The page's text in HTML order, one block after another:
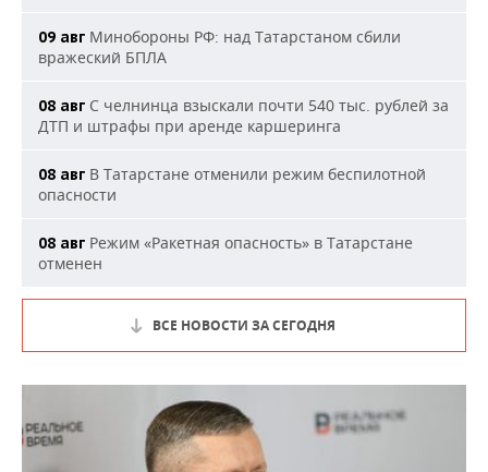
09 авг Минобороны РФ: над Татарстаном сбили
вражеский БПЛА
08 авг С челнинца взыскали почти 540 тыс. рублей за
ДТП и штрафы при аренде каршеринга
08 авг В Татарстане отменили режим беспилотной
опасности
08 авг Режим «Ракетная опасность» в Татарстане
отменен
ВСЕ НОВОСТИ ЗА СЕГОДНЯ